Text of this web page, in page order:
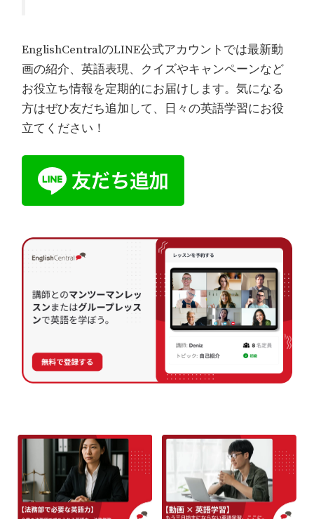
EnglishCentralのLINE公式アカウントでは最新動
画の紹介、英語表現、クイズやキャンペーンなど
お役立ち情報を定期的にお届けします。気になる
方はぜひ友だち追加して、日々の英語学習にお役
立てください！